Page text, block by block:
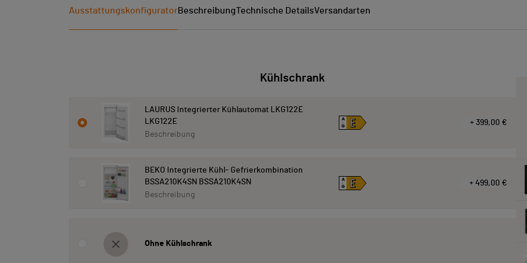
AusstattungskonfiguratorBeschreibungTechnische DetailsVersandarten
Kühlschrank
LAURUS Integrierter Kühlautomat LKG122E
LKG122E
Beschreibung
A
↑
G E + 399,00 €
BEKO Integrierte Kühl- Gefrierkombination
BSSA210K4SN BSSA210K4SN
Beschreibung
A
↑
G E + 499,00 €
Ohne Kühlschrank